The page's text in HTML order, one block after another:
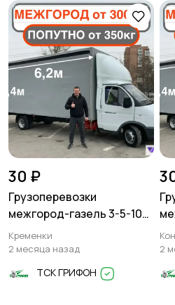
30 ₽
Грузоперевозки
межгород-газель 3-5-10
тонн
Кременки
2 месяца назад
ТСК ГРИФОН
2